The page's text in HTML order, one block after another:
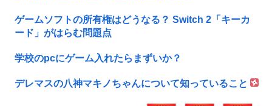
ゲームソフトの所有権はどうなる？ Switch 2「キーカ
ード」がはらむ問題点
学校のpcにゲーム入れたらまずいか？
デレマスの八神マキノちゃんについて知っていること